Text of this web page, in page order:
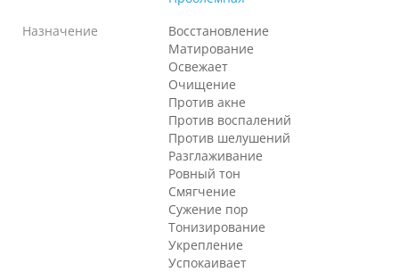
Назначение
Восстановление
Матирование
Освежает
Очищение
Против акне
Против воспалений
Против шелушений
Разглаживание
Ровный тон
Смягчение
Сужение пор
Тонизирование
Укрепление
Успокаивает